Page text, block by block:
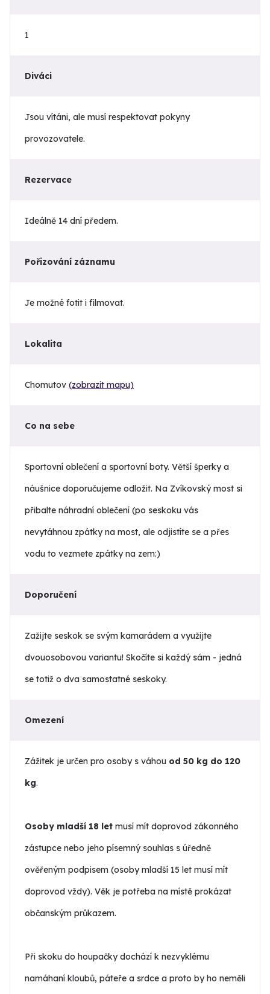
1
Diváci
Jsou vítáni, ale musí respektovat pokyny
provozovatele.
Rezervace
Ideálně 14 dní předem.
Pořizování záznamu
Je možné fotit i filmovat.
Lokalita
Chomutov (zobrazit mapu)
Co na sebe
Sportovní oblečení a sportovní boty. Větší šperky a
náušnice doporučujeme odložit. Na Zvíkovský most si
přibalte náhradní oblečení (po seskoku vás
nevytáhnou zpátky na most, ale odjistíte se a přes
vodu to vezmete zpátky na zem:)
Doporučení
Zažijte seskok se svým kamarádem a využijte
dvouosobovou variantu! Skočíte si každý sám - jedná
se totiž o dva samostatné seskoky.
Omezení
Zážitek je určen pro osoby s váhou od 50 kg do 120
kg.
Osoby mladší 18 let musí mít doprovod zákonného
zástupce nebo jeho písemný souhlas s úředně
ověřeným podpisem (osoby mladší 15 let musí mít
doprovod vždy). Věk je potřeba na místě prokázat
občanským průkazem.
Při skoku do houpačky dochází k nezvyklému
namáhaní kloubů, páteře a srdce a proto by ho neměli